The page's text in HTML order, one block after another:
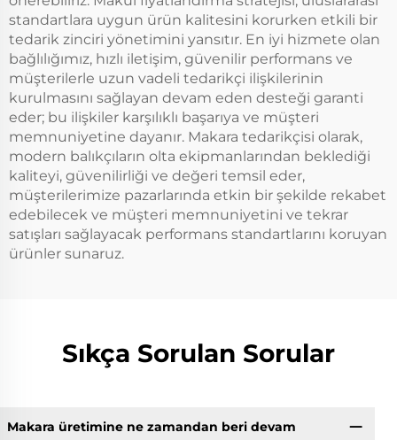
standartlara uygun ürün kalitesini korurken etkili bir
tedarik zinciri yönetimini yansıtır. En iyi hizmete olan
bağlılığımız, hızlı iletişim, güvenilir performans ve
müşterilerle uzun vadeli tedarikçi ilişkilerinin
kurulmasını sağlayan devam eden desteği garanti
eder; bu ilişkiler karşılıklı başarıya ve müşteri
memnuniyetine dayanır. Makara tedarikçisi olarak,
modern balıkçıların olta ekipmanlarından beklediği
kaliteyi, güvenilirliği ve değeri temsil eder,
müşterilerimize pazarlarında etkin bir şekilde rekabet
edebilecek ve müşteri memnuniyetini ve tekrar
satışları sağlayacak performans standartlarını koruyan
ürünler sunaruz.
Sıkça Sorulan Sorular
Makara üretimine ne zamandan beri devam